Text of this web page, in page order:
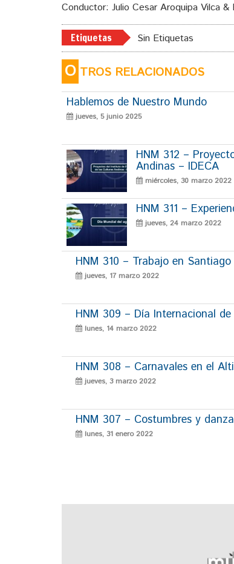
Conductor: Julio Cesar Aroquipa Vilca &
Etiquetas Sin Etiquetas
O TROS RELACIONADOS
Hablemos de Nuestro Mundo
jueves, 5 junio 2025
HNM 312 –
Andinas – IDECA
miércoles, 30 marzo 2022
HNM 311 –
jueves, 24 marzo 2022
HNM 310 – Trabajo en
jueves, 17 marzo 2022
HNM 309 – Día Internacional
lunes, 14 marzo 2022
HNM 308 – Carnavales en el
jueves, 3 marzo 2022
HNM 307 – Costumbres y
lunes, 31 enero 2022